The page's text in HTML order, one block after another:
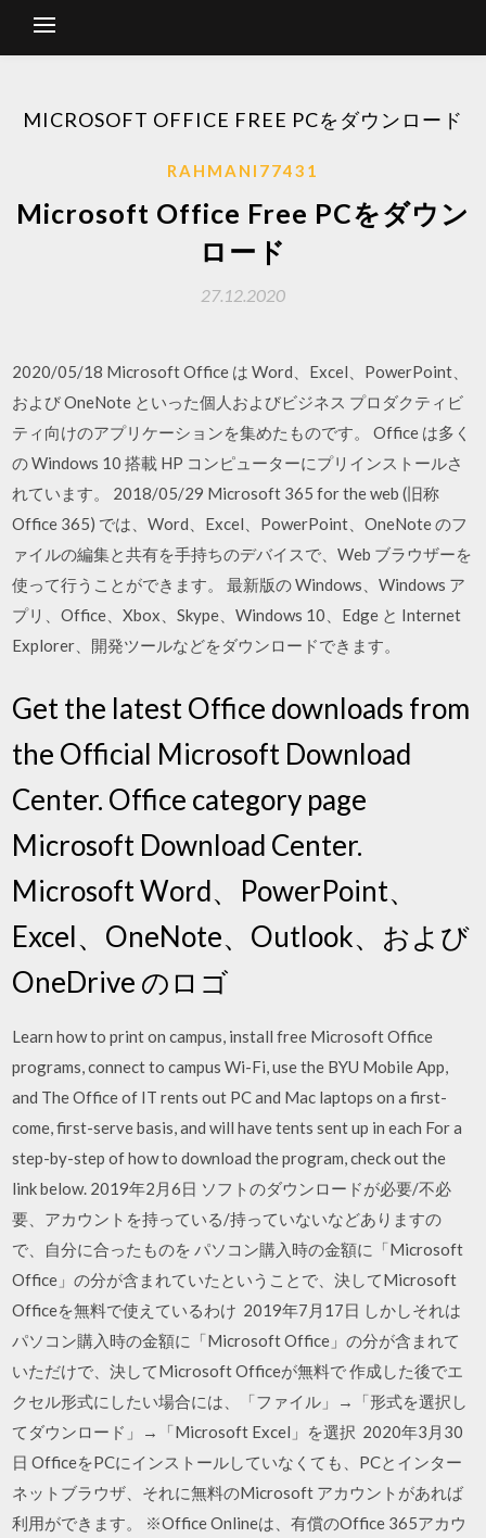
MICROSOFT OFFICE FREE PCをダウンロード
RAHMANI77431
Microsoft Office Free PCをダウン
ロード
27.12.2020
2020/05/18 Microsoft Office は Word、Excel、PowerPoint、
および OneNote といった個人およびビジネス プロダクティビ
ティ向けのアプリケーションを集めたものです。 Office は多く
の Windows 10 搭載 HP コンピューターにプリインストールさ
れています。 2018/05/29 Microsoft 365 for the web (旧称
Office 365) では、Word、Excel、PowerPoint、OneNote のフ
ァイルの編集と共有を手持ちのデバイスで、Web ブラウザーを
使って行うことができます。 最新版の Windows、Windows ア
プリ、Office、Xbox、Skype、Windows 10、Edge と Internet
Explorer、開発ツールなどをダウンロードできます。
Get the latest Office downloads from
the Official Microsoft Download
Center. Office category page
Microsoft Download Center.
Microsoft Word、PowerPoint、
Excel、OneNote、Outlook、および
OneDrive のロゴ
Learn how to print on campus, install free Microsoft Office
programs, connect to campus Wi-Fi, use the BYU Mobile App,
and The Office of IT rents out PC and Mac laptops on a first-
come, first-serve basis, and will have tents sent up in each For a
step-by-step of how to download the program, check out the
link below. 2019年2月6日 ソフトのダウンロードが必要/不必
要、アカウントを持っている/持っていないなどありますの
で、自分に合ったものを パソコン購入時の金額に「Microsoft
Office」の分が含まれていたということで、決してMicrosoft
Officeを無料で使えているわけ 2019年7月17日 しかしそれは
パソコン購入時の金額に「Microsoft Office」の分が含まれて
いただけで、決してMicrosoft Officeが無料で 作成した後でエ
クセル形式にしたい場合には、「ファイル」→「形式を選択し
てダウンロード」→「Microsoft Excel」を選択 2020年3月30
日 OfficeをPCにインストールしていなくても、PCとインター
ネットブラウザ、それに無料のMicrosoft アカウントがあれば
利用ができます。 ※Office Onlineは、有償のOffice 365アカウ